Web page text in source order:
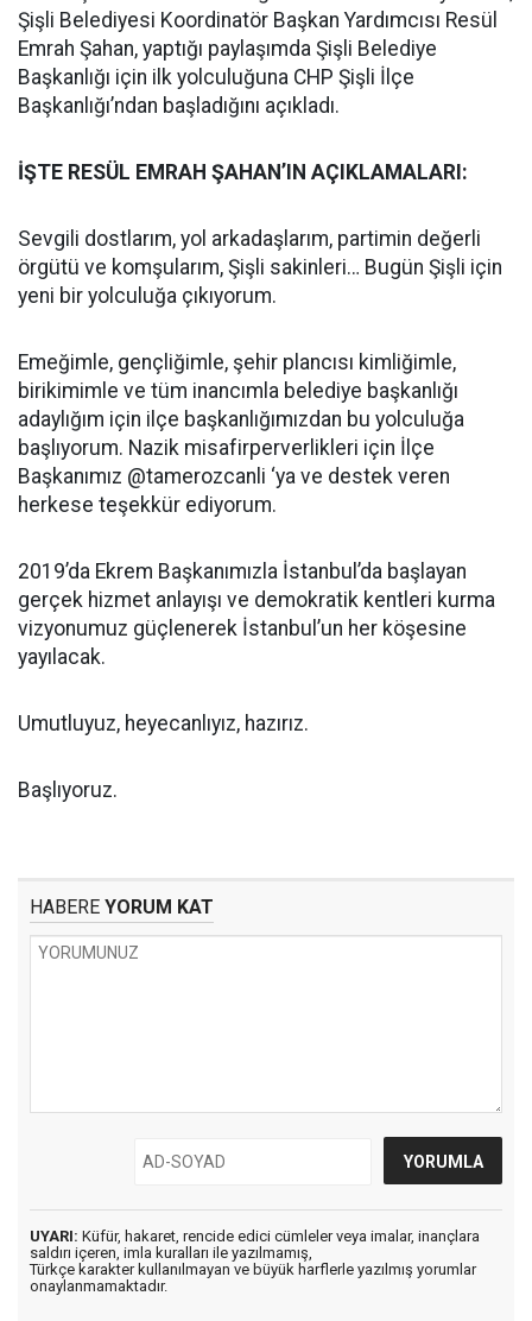
Şişli Belediyesi Koordinatör Başkan Yardımcısı Resül
Emrah Şahan, yaptığı paylaşımda Şişli Belediye
Başkanlığı için ilk yolculuğuna CHP Şişli İlçe
Başkanlığı’ndan başladığını açıkladı.
İŞTE RESÜL EMRAH ŞAHAN’IN AÇIKLAMALARI:
Sevgili dostlarım, yol arkadaşlarım, partimin değerli
örgütü ve komşularım, Şişli sakinleri… Bugün Şişli için
yeni bir yolculuğa çıkıyorum.
Emeğimle, gençliğimle, şehir plancısı kimliğimle,
birikimimle ve tüm inancımla belediye başkanlığı
adaylığım için ilçe başkanlığımızdan bu yolculuğa
başlıyorum. Nazik misafirperverlikleri için İlçe
Başkanımız @tamerozcanli ‘ya ve destek veren
herkese teşekkür ediyorum.
2019’da Ekrem Başkanımızla İstanbul’da başlayan
gerçek hizmet anlayışı ve demokratik kentleri kurma
vizyonumuz güçlenerek İstanbul’un her köşesine
yayılacak.
Umutluyuz, heyecanlıyız, hazırız.
Başlıyoruz.
HABERE YORUM KAT
UYARI: Küfür, hakaret, rencide edici cümleler veya imalar, inançlara
saldırı içeren, imla kuralları ile yazılmamış,
Türkçe karakter kullanılmayan ve büyük harflerle yazılmış yorumlar
onaylanmamaktadır.